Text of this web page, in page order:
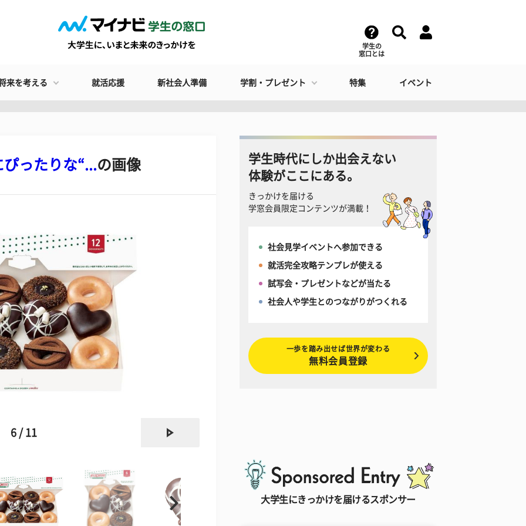
学生の
窓口とは
来を考える 就活応援 新社会人準備 学割・プレゼント 特集 イベント
ったりな“...の画像
6 / 11
学生時代にしか出会えない
体験がここにある。
きっかけを届ける
学窓会員限定コンテンツが満載！
社会見学イベントへ参加できる
就活完全攻略テンプレが使える
試写会・プレゼントなどが当たる
社会人や学生とのつながりがつくれる
一歩を踏み出せば世界が変わる
無料会員登録
大学生にきっかけを届けるスポンサー